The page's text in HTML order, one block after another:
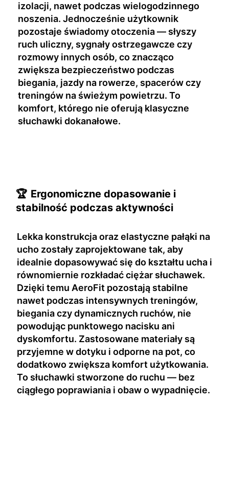
izolacji, nawet podczas wielogodzinnego
noszenia. Jednocześnie użytkownik
pozostaje świadomy otoczenia — słyszy
ruch uliczny, sygnały ostrzegawcze czy
rozmowy innych osób, co znacząco
zwiększa bezpieczeństwo podczas
biegania, jazdy na rowerze, spacerów czy
treningów na świeżym powietrzu. To
komfort, którego nie oferują klasyczne
słuchawki dokanałowe.
🏆 Ergonomiczne dopasowanie i
stabilność podczas aktywności
Lekka konstrukcja oraz elastyczne pałąki na
ucho zostały zaprojektowane tak, aby
idealnie dopasowywać się do kształtu ucha i
równomiernie rozkładać ciężar słuchawek.
Dzięki temu AeroFit pozostają stabilne
nawet podczas intensywnych treningów,
biegania czy dynamicznych ruchów, nie
powodując punktowego nacisku ani
dyskomfortu. Zastosowane materiały są
przyjemne w dotyku i odporne na pot, co
dodatkowo zwiększa komfort użytkowania.
To słuchawki stworzone do ruchu — bez
ciągłego poprawiania i obaw o wypadnięcie.